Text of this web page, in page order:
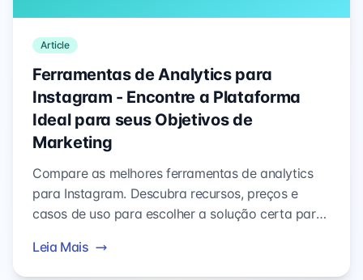
Article
Ferramentas de Analytics para
Instagram - Encontre a Plataforma
Ideal para seus Objetivos de
Marketing
Compare as melhores ferramentas de analytics
para Instagram. Descubra recursos, preços e
casos de uso para escolher a solução certa para
Leia Mais